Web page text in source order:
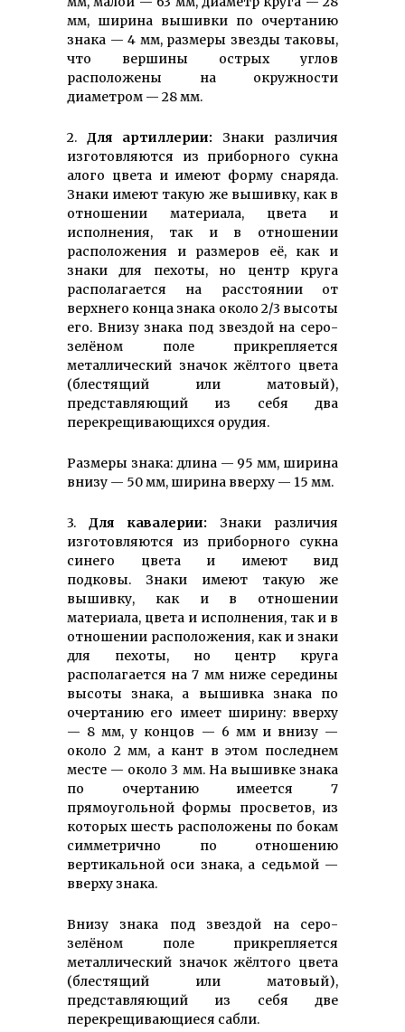
мм, ширина вышивки по очертанию
знака — 4 мм, размеры звезды таковы,
что вершины острых углов
расположены на окружности
диаметром — 28 мм.
2. Для артиллерии: Знаки различия
изготовляются из приборного сукна
алого цвета и имеют форму снаряда.
Знаки имеют такую же вышивку, как в
отношении материала, цвета и
исполнения, так и в отношении
расположения и размеров её, как и
знаки для пехоты, но центр круга
располагается на расстоянии от
верхнего конца знака около 2/3 высоты
его. Внизу знака под звездой на серо-
зелёном поле прикрепляется
металлический значок жёлтого цвета
(блестящий или матовый),
представляющий из себя два
перекрещивающихся орудия.
Размеры знака: длина — 95 мм, ширина
внизу — 50 мм, ширина вверху — 15 мм.
3.Для кавалерии: Знаки различия
изготовляются из приборного сукна
синего цвета и имеют вид
подковы. Знаки имеют такую же
вышивку, как и в отношении
материала, цвета и исполнения, так и в
отношении расположения, как и знаки
для пехоты, но центр круга
располагается на 7 мм ниже середины
высоты знака, а вышивка знака по
очертанию его имеет ширину: вверху
— 8 мм, у концов — 6 мм и внизу —
около 2 мм, а кант в этом последнем
месте — около 3 мм. На вышивке знака
по очертанию имеется 7
прямоугольной формы просветов, из
которых шесть расположены по бокам
симметрично по отношению
вертикальной оси знака, а седьмой —
вверху знака.
Внизу знака под звездой на серо-
зелёном поле прикрепляется
металлический значок жёлтого цвета
(блестящий или матовый),
представляющий из себя две
перекрещивающиеся сабли.